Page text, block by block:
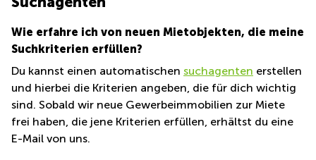
Wie erfahre ich von neuen Mietobjekten, die meine
Suchkriterien erfüllen?
Du kannst einen automatischen suchagenten erstellen
und hierbei die Kriterien angeben, die für dich wichtig
sind. Sobald wir neue Gewerbeimmobilien zur Miete
frei haben, die jene Kriterien erfüllen, erhältst du eine
E-Mail von uns.